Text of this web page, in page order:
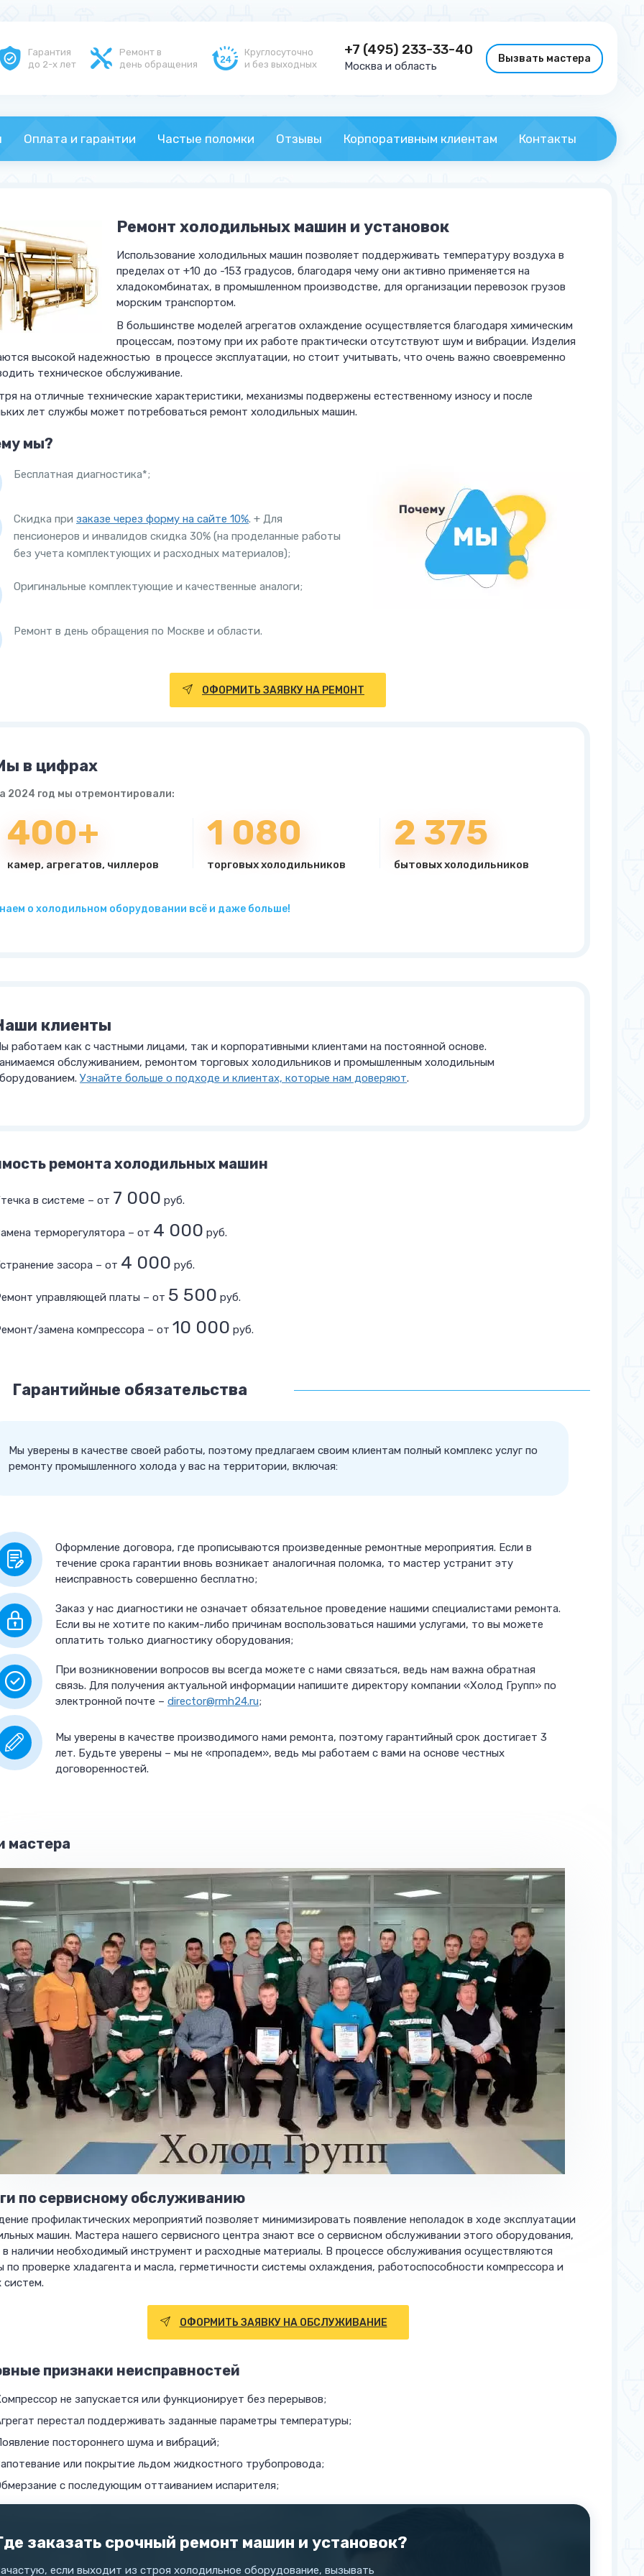
Гарантия
до 2-х лет
Ремонт в
день обращения
Круглосуточно
и без выходных
+7 (495) 233-33-40
Москва и область
Вызвать мастера
Оплата и гарантии Частые поломки Отзывы Корпоративным клиентам Контакты
Ремонт холодильных машин и установок
Использование холодильных машин позволяет поддерживать температуру воздуха в
пределах от +10 до -153 градусов, благодаря чему они активно применяется на
хладокомбинатах, в промышленном производстве, для организации перевозок грузов
морским транспортом.
В большинстве моделей агрегатов охлаждение осуществляется благодаря химическим
процессам, поэтому при их работе практически отсутствуют шум и вибрации. Изделия
высокой надежностью в процессе эксплуатации, но стоит учитывать, что очень важно своевременно
техническое обслуживание.
на отличные технические характеристики, механизмы подвержены естественному износу и после
лет службы может потребоваться ремонт холодильных машин.
мы?
Бесплатная диагностика*;
Скидка при заказе через форму на сайте 10%. + Для
пенсионеров и инвалидов скидка 30% (на проделанные работы
без учета комплектующих и расходных материалов);
Оригинальные комплектующие и качественные аналоги;
Ремонт в день обращения по Москве и области.
ОФОРМИТЬ ЗАЯВКУ НА РЕМОНТ
в цифрах
2024 год мы отремонтировали:
400+
камер, агрегатов, чиллеров
1 080
торговых холодильников
2 375
бытовых холодильников
о холодильном оборудовании всё и даже больше!
клиенты
работаем как с частными лицами, так и корпоративными клиентами на постоянной основе.
обслуживанием, ремонтом торговых холодильников и промышленным холодильным
Узнайте больше о подходе и клиентах, которые нам доверяют.
ремонта холодильных машин
в системе – от 7 000 руб.
терморегулятора – от 4 000 руб.
засора – от 4 000 руб.
управляющей платы – от 5 500 руб.
замена компрессора – от 10 000 руб.
Гарантийные обязательства
Мы уверены в качестве своей работы, поэтому предлагаем своим клиентам полный комплекс услуг по
ремонту промышленного холода у вас на территории, включая:
Оформление договора, где прописываются произведенные ремонтные мероприятия. Если в
течение срока гарантии вновь возникает аналогичная поломка, то мастер устранит эту
неисправность совершенно бесплатно;
Заказ у нас диагностики не означает обязательное проведение нашими специалистами ремонта.
Если вы не хотите по каким-либо причинам воспользоваться нашими услугами, то вы можете
оплатить только диагностику оборудования;
При возникновении вопросов вы всегда можете с нами связаться, ведь нам важна обратная
связь. Для получения актуальной информации напишите директору компании «Холод Групп» по
электронной почте – director@rmh24.ru;
Мы уверены в качестве производимого нами ремонта, поэтому гарантийный срок достигает 3
лет. Будьте уверены – мы не «пропадем», ведь мы работаем с вами на основе честных
договоренностей.
мастера
по сервисному обслуживанию
профилактических мероприятий позволяет минимизировать появление неполадок в ходе эксплуатации
машин. Мастера нашего сервисного центра знают все о сервисном обслуживании этого оборудования,
наличии необходимый инструмент и расходные материалы. В процессе обслуживания осуществляются
по проверке хладагента и масла, герметичности системы охлаждения, работоспособности компрессора и
систем.
ОФОРМИТЬ ЗАЯВКУ НА ОБСЛУЖИВАНИЕ
признаки неисправностей
не запускается или функционирует без перерывов;
перестал поддерживать заданные параметры температуры;
постороннего шума и вибраций;
или покрытие льдом жидкостного трубопровода;
с последующим оттаиванием испарителя;
заказать срочный ремонт машин и установок?
если выходит из строя холодильное оборудование, вызывать